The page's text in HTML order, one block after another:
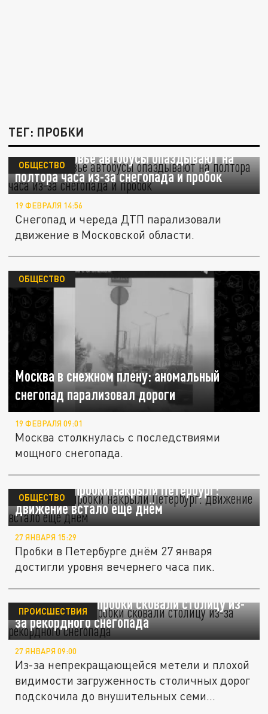
ТЕГ: ПРОБКИ
В Подмосковье автобусы опаздывают на
полтора часа из-за снегопада и пробок
ОБЩЕСТВО
19 ФЕВРАЛЯ 14:56
Снегопад и череда ДТП парализовали
движение в Московской области.
Москва в снежном плену: аномальный
снегопад парализовал дороги
ОБЩЕСТВО
19 ФЕВРАЛЯ 09:01
Москва столкнулась с последствиями
мощного снегопада.
7-бальные пробки накрыли Петербург:
движение встало еще днём
ОБЩЕСТВО
27 ЯНВАРЯ 15:29
Пробки в Петербурге днём 27 января
достигли уровня вечернего часа пик.
Семибалльные пробки сковали столицу из-
за рекордного снегопада
ПРОИСШЕСТВИЯ
27 ЯНВАРЯ 09:00
Из-за непрекращающейся метели и плохой
видимости загруженность столичных дорог
подскочила до внушительных семи...